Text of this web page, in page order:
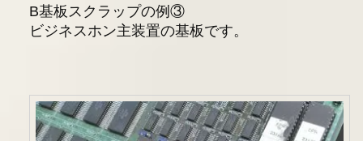
B基板スクラップの例③
ビジネスホン主装置の基板です。